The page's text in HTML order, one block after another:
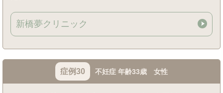
新橋夢クリニック
症例30 不妊症 年齢33歳 女性